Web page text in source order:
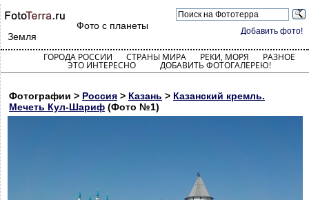
Добавить фото!
Фото с планеты
Земля
ГОРОДА РОССИИ СТРАНЫ МИРА РЕКИ, МОРЯ РАЗНОЕ
ЭТО ИНТЕРЕСНО ДОБАВИТЬ ФОТОГАЛЕРЕЮ!
Фотографии > Россия > Казань > Казанский кремль.
Мечеть Кул-Шариф (Фото №1)